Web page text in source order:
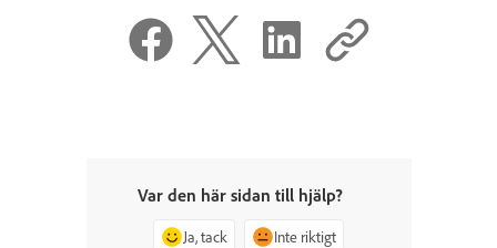
Var den här sidan till hjälp?
Ja, tack Inte riktigt